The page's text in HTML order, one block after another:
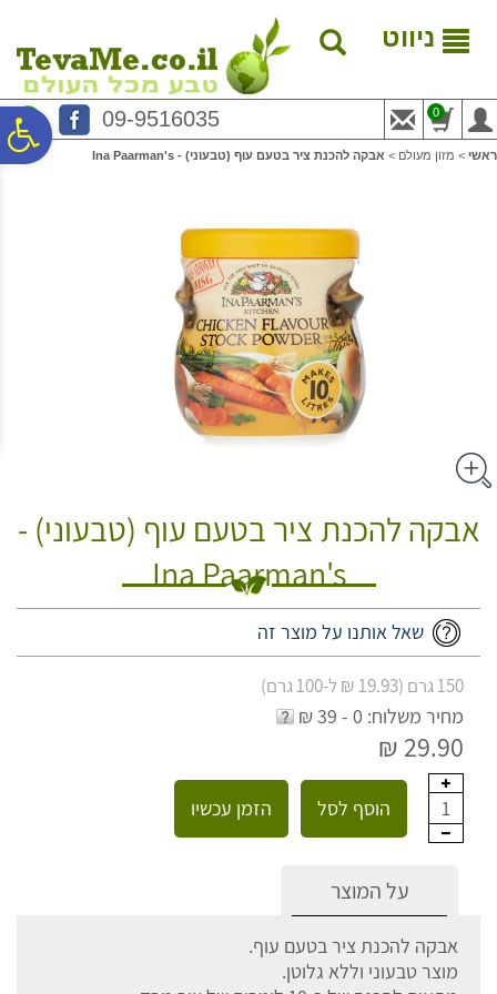
נגישות
המרכזי
ניווט
09-9516035 0
ראשי > מזון מעולם > אבקה להכנת ציר בטעם עוף (טבעוני) - Ina Paarman's
אבקה להכנת ציר בטעם עוף (טבעוני) -
Ina Paarman's
שאל אותנו על מוצר זה
150 גרם (19.93 ₪ ל-100 גרם)
מחיר משלוח: 0 - 39 ₪
29.90 ₪
1 הוסף לסל הזמן עכשיו
על המוצר
אבקה להכנת ציר בטעם עוף.
מוצר טבעוני וללא גלוטן.